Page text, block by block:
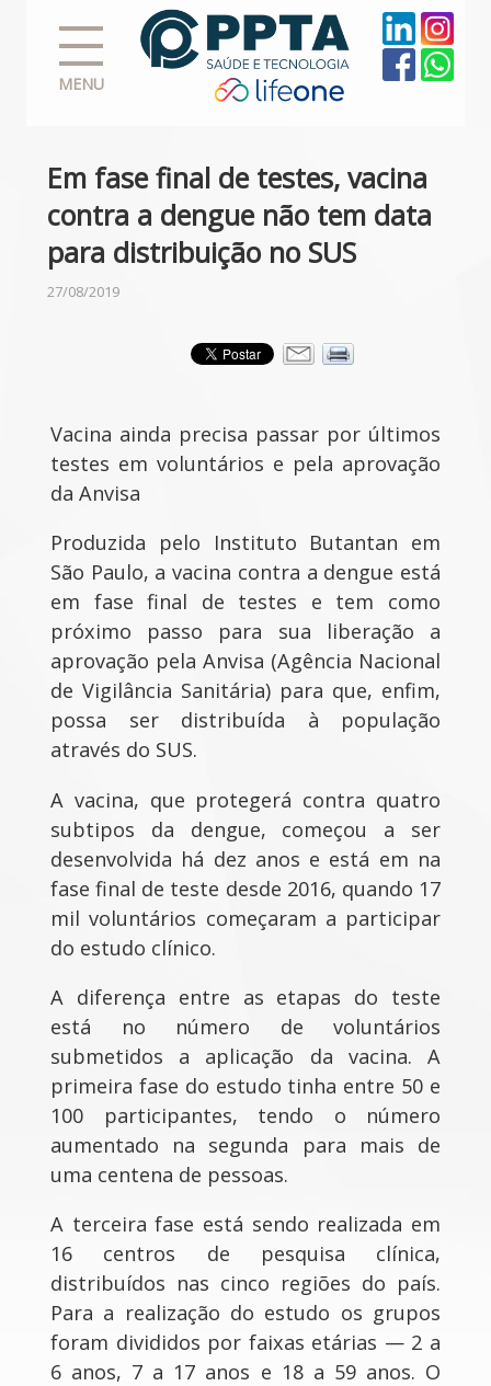
MENU
Em fase final de testes, vacina
contra a dengue não tem data
para distribuição no SUS
27/08/2019
Vacina ainda precisa passar por últimos
testes em voluntários e pela aprovação
da Anvisa
Produzida pelo Instituto Butantan em
São Paulo, a vacina contra a dengue está
em fase final de testes e tem como
próximo passo para sua liberação a
aprovação pela Anvisa (Agência Nacional
de Vigilância Sanitária) para que, enfim,
possa ser distribuída à população
através do SUS.
A vacina, que protegerá contra quatro
subtipos da dengue, começou a ser
desenvolvida há dez anos e está em na
fase final de teste desde 2016, quando 17
mil voluntários começaram a participar
do estudo clínico.
A diferença entre as etapas do teste
está no número de voluntários
submetidos a aplicação da vacina. A
primeira fase do estudo tinha entre 50 e
100 participantes, tendo o número
aumentado na segunda para mais de
uma centena de pessoas.
A terceira fase está sendo realizada em
16 centros de pesquisa clínica,
distribuídos nas cinco regiões do país.
Para a realização do estudo os grupos
foram divididos por faixas etárias — 2 a
6 anos, 7 a 17 anos e 18 a 59 anos. O